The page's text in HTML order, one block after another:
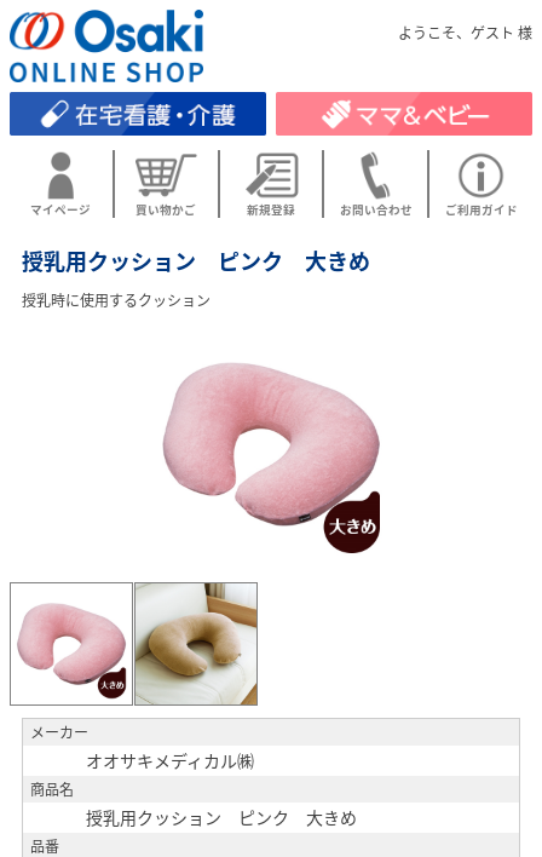
ようこそ、ゲスト 様
マイページ 買い物かご 新規登録 お問い合わせ ご利用ガイド
授乳用クッション ピンク 大きめ
授乳時に使用するクッション
メーカー
オオサキメディカル㈱
商品名
授乳用クッション ピンク 大きめ
品番